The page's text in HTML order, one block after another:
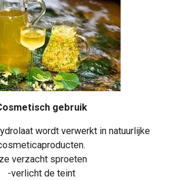
gebruik
wordt verwerkt in natuurlijke
verzacht sproeten
-verlicht de teint